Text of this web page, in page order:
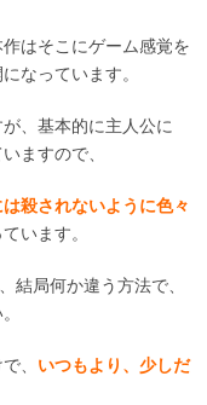
はそこにゲーム感覚を
なっています。
、基本的に主人公に
ますので、
殺されないように色々
います。
結局何か違う方法で、
、 いつもより、少しだ